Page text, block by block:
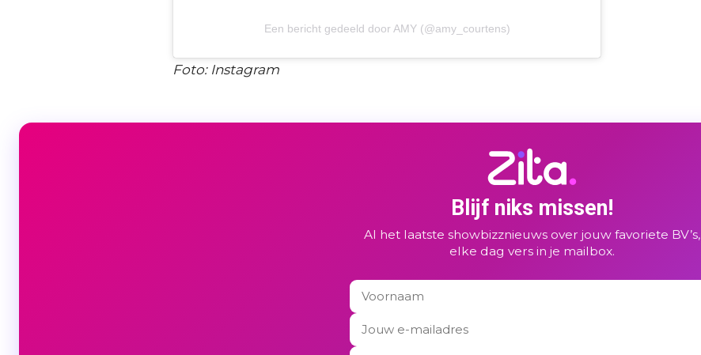
Een bericht gedeeld door AMY (@amy_courtens)
Foto: Instagram
Blijf niks missen!
Al het laatste showbizznieuws over jouw favoriete BV’s,
elke dag vers in je mailbox.